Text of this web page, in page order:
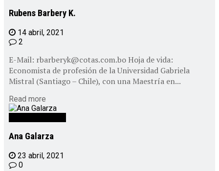
Rubens Barbery K.
14 abril, 2021
2
E-Mail: rbarberyk@cotas.com.bo Hoja de vida:
Economista de profesión de la Universidad Gabriela
Mistral (Santiago – Chile), con una Maestría en...
Read more
Ana Galarza
23 abril, 2021
0